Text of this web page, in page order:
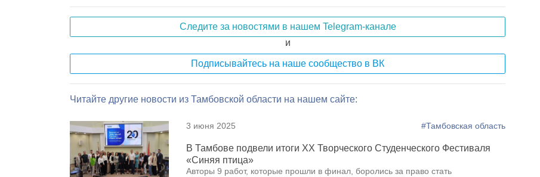
Следите за новостями в нашем Telegram-канале
и
Подписывайтесь на наше сообщество в ВК
Читайте другие новости из Тамбовской области на нашем сайте:
3 июня 2025 #Тамбовская область
В Тамбове подвели итоги XX Творческого Студенческого Фестиваля
«Синяя птица»
Авторы 9 работ, которые прошли в финал, боролись за право стать